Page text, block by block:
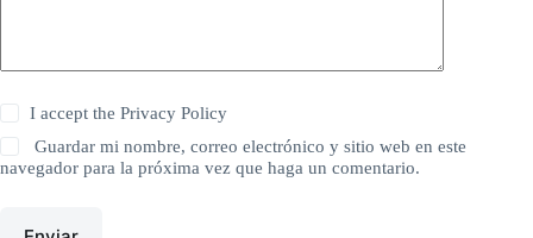
I accept thePrivacy Policy
Guardar mi nombre, correo electrónico y sitio web en este
navegador para la próxima vez que haga un comentario.